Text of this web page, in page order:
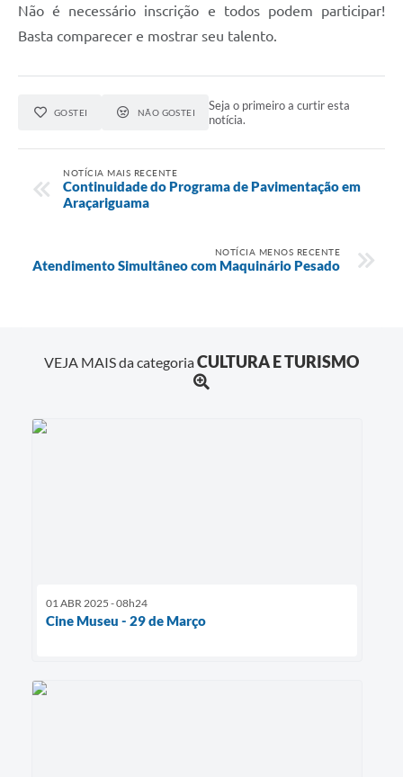
Não é necessário inscrição e todos podem participar!
Basta comparecer e mostrar seu talento.
GOSTEI NÃO GOSTEI
Seja o primeiro a curtir esta
notícia.
NOTÍCIA MAIS RECENTE
Continuidade do Programa de Pavimentação em
Araçariguama
NOTÍCIA MENOS RECENTE
Atendimento Simultâneo com Maquinário Pesado
VEJA MAIS da categoriaCULTURA E TURISMO
01 ABR 2025 - 08h24
Cine Museu - 29 de Março